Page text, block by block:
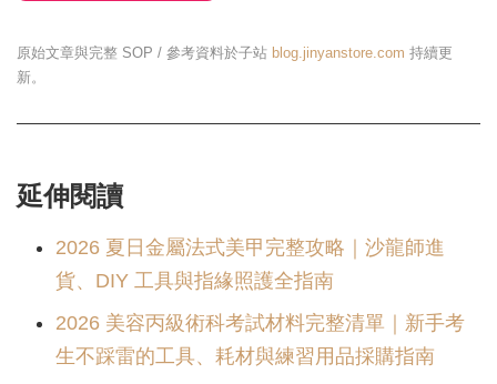
原始文章與完整 SOP / 參考資料於子站 blog.jinyanstore.com 持續更
新。
延伸閱讀
2026 夏日金屬法式美甲完整攻略｜沙龍師進
貨、DIY 工具與指緣照護全指南
2026 美容丙級術科考試材料完整清單｜新手考
生不踩雷的工具、耗材與練習用品採購指南